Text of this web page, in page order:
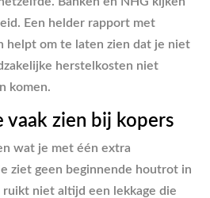
Een helder rapport met
helpt om te laten zien dat je niet
herstelkosten niet
komen.
vaak zien bij kopers
wat je met één extra
ziet geen beginnende houtrot in
niet altijd een lekkage die